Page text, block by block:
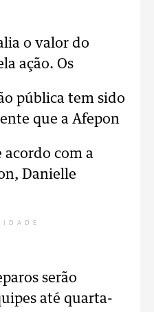
o valor do
ação. Os
pública tem sido
que a Afepon
com a
Danielle
serão
até quarta-